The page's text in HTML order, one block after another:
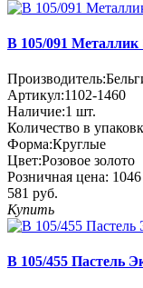
В 105/091 Металлик
Производитель:
Артикул:1102-1460
Наличие:1 шт.
Количество в
Форма:Круглые
Цвет:Розовое золото
Розничная цена:
581 руб.
Купить
В 105/455 Пастель